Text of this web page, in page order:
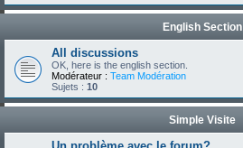
English Section
All discussions
OK, here is the english section.
Modérateur : Team Modération
Sujets : 10
Simple Visite